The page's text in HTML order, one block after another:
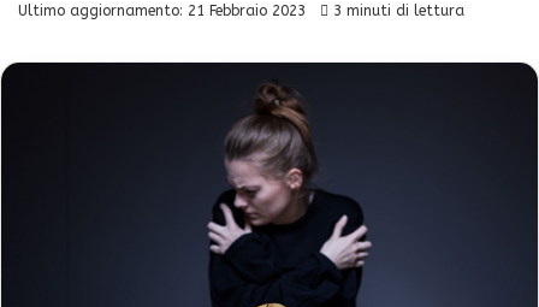
Ultimo aggiornamento: 21 Febbraio 2023 3 minuti di lettura